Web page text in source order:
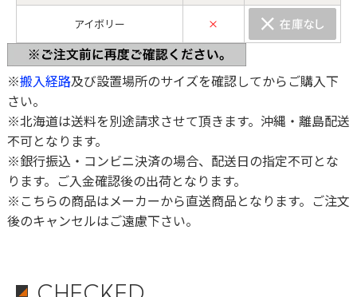
アイボリー ×
※搬入経路及び設置場所のサイズを確認してからご購入下
さい。
※北海道は送料を別途請求させて頂きます。沖縄・離島配送
不可となります。
※銀行振込・コンビニ決済の場合、配送日の指定不可とな
ります。ご入金確認後の出荷となります。
※こちらの商品はメーカーから直送商品となります。ご注文
後のキャンセルはご遠慮下さい。